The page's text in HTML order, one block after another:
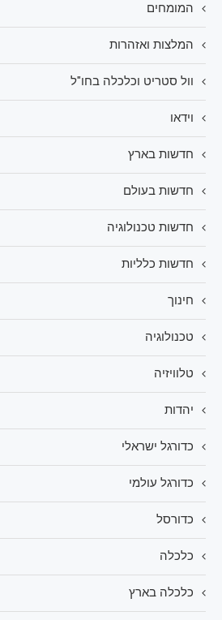
המומחים
המלצות ואזהרות
וול סטריט וכלכלה בחו"ל
וידאו
חדשות בארץ
חדשות בעולם
חדשות טכנולוגיה
חדשות כלליות
חינוך
טכנולוגיה
טלוויזיה
יהדות
כדורגל ישראלי
כדורגל עולמי
כדורסל
כלכלה
כלכלה בארץ